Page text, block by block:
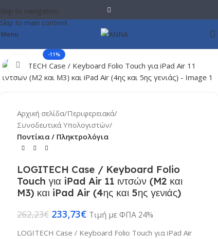
Skip to navigation
Skip to main content
Menu
-11%
Click to enlarge
Αρχική σελίδα Περιφερειακά
Συνοδευτικά Υπολογιστών
Ποντίκια / Πληκτρολόγια
LOGITECH Case / Keyboard Folio
Touch για iPad Air 11 ιντσών (M2 και
M3) και iPad Air (4ης και 5ης γενιάς)
262,23€ 233,73€ Τιμή με ΦΠΑ 24%
LOGITECH Case / Keyboard Folio Touch για iPad Air